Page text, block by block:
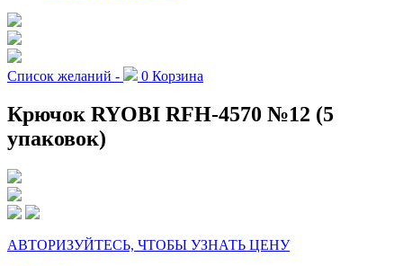
Список желаний - 0 Корзина
Крючок RYOBI RFH-4570 №12 (5
упаковок)
АВТОРИЗУЙТЕСЬ, ЧТОБЫ УЗНАТЬ ЦЕНУ